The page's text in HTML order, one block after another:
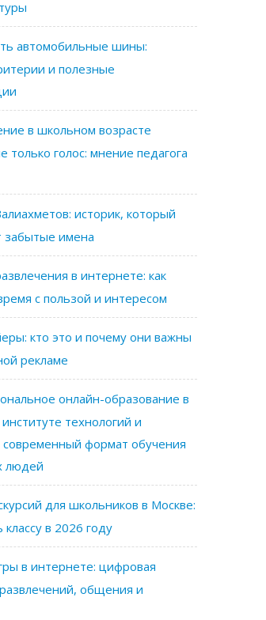
автомобильные шины:
и полезные
в школьном возрасте
только голос: мнение педагога
историк, который
забытые имена
в интернете: как
с пользой и интересом
кто это и почему они важны
рекламе
онлайн-образование в
технологий и
современный формат обучения
людей
для школьников в Москве:
в 2026 году
в интернете: цифровая
общения и